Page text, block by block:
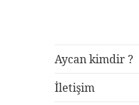
Aycan kimdir ?
İletişim